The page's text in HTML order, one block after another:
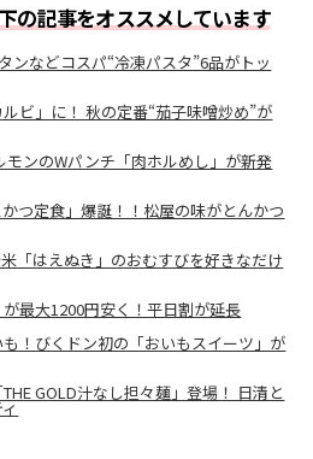
の記事をオススメしています
ンなどコスパ“冷凍パスタ”6品がトッ
ビ」に！ 秋の定番“茄子味噌炒め”が
ンのWパンチ「肉ホルめし」が新発
つ定食」爆誕！！松屋の味がとんかつ
「はえぬき」のおむすびを好きなだけ
最大1200円安く！平日割が延長
も！びくドン初の「おいもスイーツ」が
GOLD汁なし担々麺」登場！ 日清と